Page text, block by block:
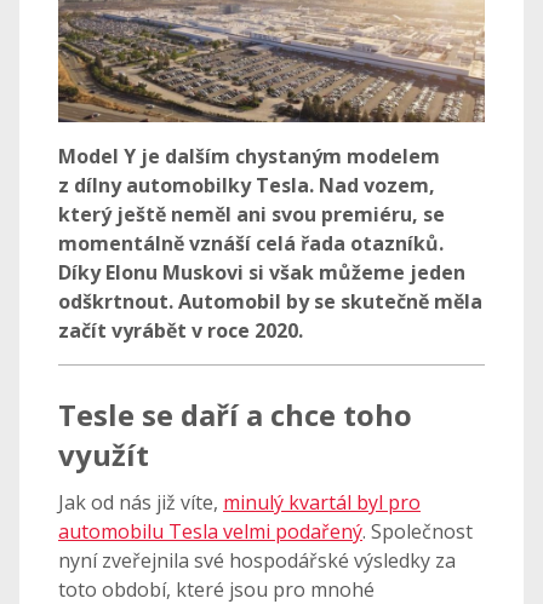
Model Y je dalším chystaným modelem
z dílny automobilky Tesla. Nad vozem,
který ještě neměl ani svou premiéru, se
momentálně vznáší celá řada otazníků.
Díky Elonu Muskovi si však můžeme jeden
odškrtnout. Automobil by se skutečně měla
začít vyrábět v roce 2020.
Tesle se daří a chce toho
využít
Jak od nás již víte, minulý kvartál byl pro
automobilu Tesla velmi podařený. Společnost
nyní zveřejnila své hospodářské výsledky za
toto období, které jsou pro mnohé